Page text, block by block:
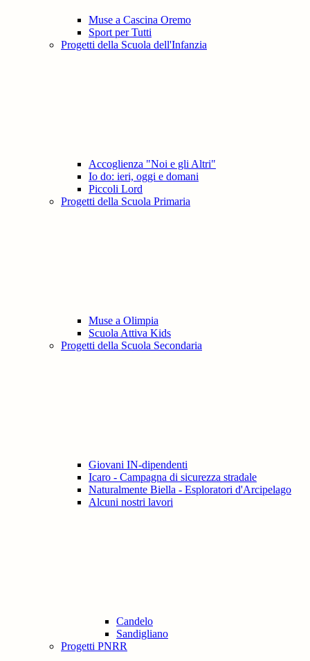
Muse a Cascina Oremo
Sport per Tutti
Progetti della Scuola dell'Infanzia
Accoglienza "Noi e gli Altri"
Io do: ieri, oggi e domani
Piccoli Lord
Progetti della Scuola Primaria
Muse a Olimpia
Scuola Attiva Kids
Progetti della Scuola Secondaria
Giovani IN-dipendenti
Icaro - Campagna di sicurezza stradale
Naturalmente Biella - Esploratori d'Arcipelago
Alcuni nostri lavori
Candelo
Sandigliano
Progetti PNRR